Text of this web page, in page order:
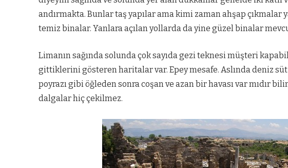
andırmakta. Bunlar taş yapılar ama kimi zaman ahşap çıkmalar
temiz binalar. Yanlara açılan yollarda da yine güzel binalar
Limanın sağında solunda çok sayıda gezi teknesi müşteri
gittiklerini gösteren haritalar var. Epey mesafe. Aslında deniz
poyrazı gibi öğleden sonra coşan ve azan bir havası var mıdır
dalgalar hiç çekilmez.